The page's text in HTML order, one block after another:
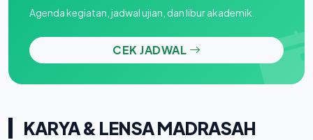
Agenda kegiatan, jadwal ujian, dan libur akademik.
CEK JADWAL
KARYA & LENSA MADRASAH